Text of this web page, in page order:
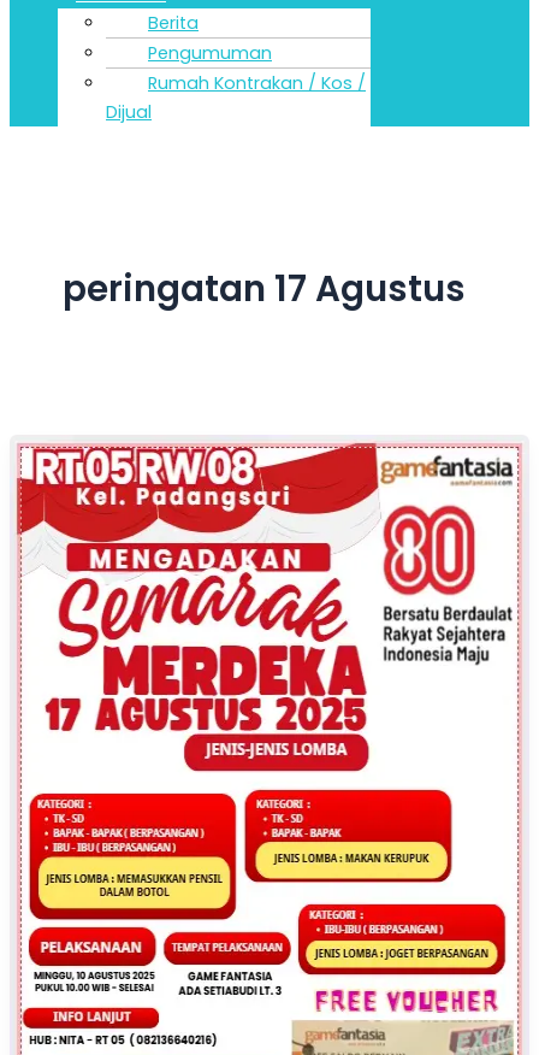
Berita
Pengumuman
Rumah Kontrakan / Kos /
Dijual
peringatan 17 Agustus